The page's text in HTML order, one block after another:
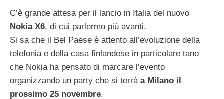
C’è grande attesa per il lancio in Italia del nuovo
Nokia X6, di cui parlermo più avanti.
Si sa che il Bel Paese è attento all’evoluzione della
telefonia e della casa finlandese in particolare tano
che Nokia ha pensato di marcare l’evento
organizzando un party che si terrà a Milano il
prossimo 25 novembre.